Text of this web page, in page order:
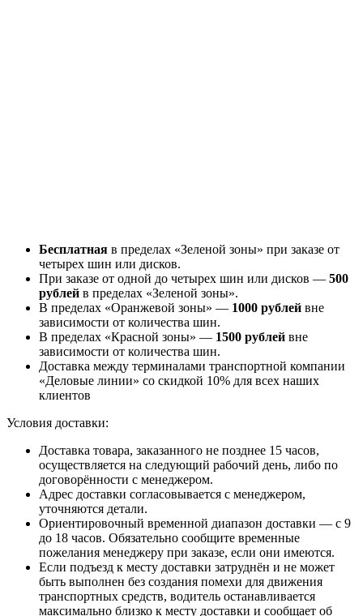
Бесплатная в пределах «Зеленой зоны» при заказе от
четырех шин или дисков.
При заказе от одной до четырех шин или дисков — 500
рублей в пределах «Зеленой зоны».
В пределах «Оранжевой зоны» — 1000 рублей вне
зависимости от количества шин.
В пределах «Красной зоны» — 1500 рублей вне
зависимости от количества шин.
Доставка между терминалами транспортной компании
«Деловые линии» со скидкой 10% для всех наших
клиентов
Условия доставки:
Доставка товара, заказанного не позднее 15 часов,
осуществляется на следующий рабочий день, либо по
договорённости с менеджером.
Адрес доставки согласовывается с менеджером,
уточняются детали.
Ориентировочный временной диапазон доставки — с 9
до 18 часов. Обязательно сообщите временные
пожелания менеджеру при заказе, если они имеются.
Если подъезд к месту доставки затруднён и не может
быть выполнен без создания помехи для движения
транспортных средств, водитель останавливается
максимально близко к месту доставки и сообщает об